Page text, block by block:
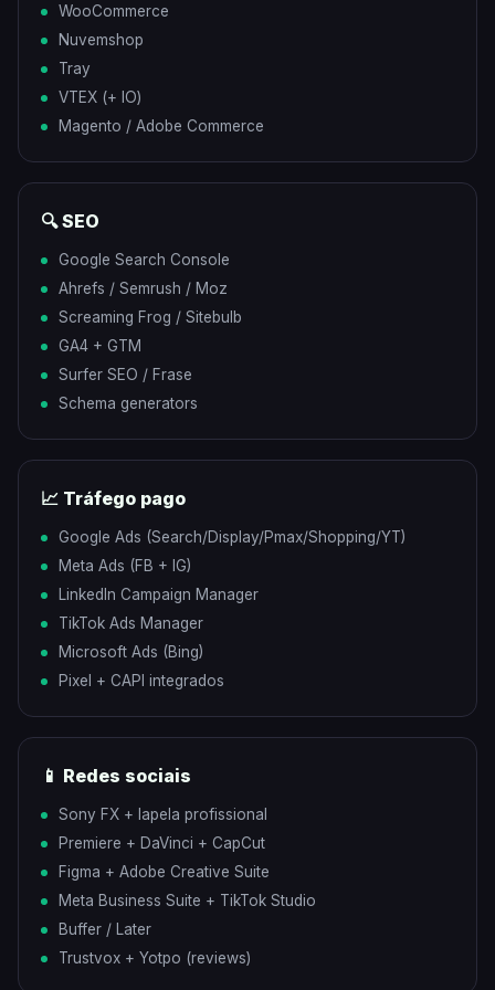
WooCommerce
Nuvemshop
Tray
VTEX (+ IO)
Magento / Adobe Commerce
🔍 SEO
Google Search Console
Ahrefs / Semrush / Moz
Screaming Frog / Sitebulb
GA4 + GTM
Surfer SEO / Frase
Schema generators
📈 Tráfego pago
Google Ads (Search/Display/Pmax/Shopping/YT)
Meta Ads (FB + IG)
LinkedIn Campaign Manager
TikTok Ads Manager
Microsoft Ads (Bing)
Pixel + CAPI integrados
📱 Redes sociais
Sony FX + lapela profissional
Premiere + DaVinci + CapCut
Figma + Adobe Creative Suite
Meta Business Suite + TikTok Studio
Buffer / Later
Trustvox + Yotpo (reviews)